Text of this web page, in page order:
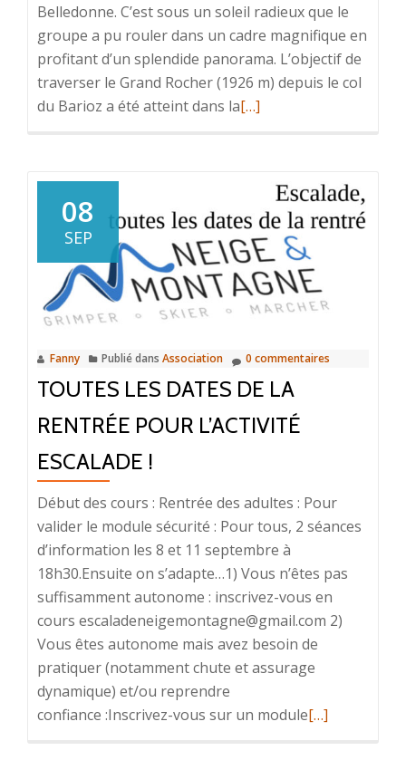
Belledonne. C’est sous un soleil radieux que le
groupe a pu rouler dans un cadre magnifique en
profitant d’un splendide panorama. L’objectif de
traverser le Grand Rocher (1926 m) depuis le col
du Barioz a été atteint dans laEn
sortie
en
Belledonne
[…]
08
SEP
Fanny Publié dans Association 0 commentaires
TOUTES LES DATES DE LA
RENTRÉE POUR L’ACTIVITÉ
ESCALADE !
Début des cours : Rentrée des adultes : Pour
valider le module sécurité : Pour tous, 2 séances
d’information les 8 et 11 septembre à
18h30.Ensuite on s’adapte…1) Vous n’êtes pas
suffisamment autonome : inscrivez-vous en
cours escaladeneigemontagne@gmail.com 2)
Vous êtes autonome mais avez besoin de
pratiquer (notamment chute et assurage
dynamique) et/ou reprendre
confiance :Inscrivez-vous sur un moduleEn
[…]